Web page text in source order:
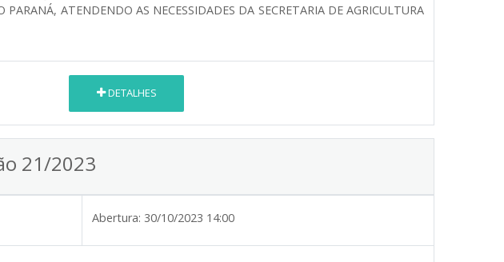
ATENDENDO AS NECESSIDADES DA SECRETARIA DE AGRICULTURA
DETALHES
21/2023
Abertura: 30/10/2023 14:00